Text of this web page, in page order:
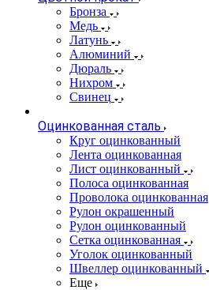
Бронза
Медь
Латунь
Алюминий
Дюраль
Нихром
Свинец
Оцинкованная сталь
Круг оцинкованный
Лента оцинкованная
Лист оцинкованный
Полоса оцинкованная
Проволока оцинкованная
Рулон окрашенный
Рулон оцинкованный
Сетка оцинкованная
Уголок оцинкованный
Швеллер оцинкованный
Еще